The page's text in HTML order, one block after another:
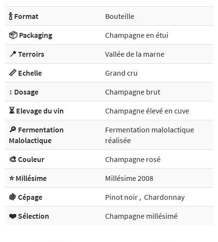
🍾 Format
Bouteille
📦 Packaging
Champagne en étui
📍 Terroirs
Vallée de la marne
📏 Echelle
Grand cru
↕️ Dosage
Champagne brut
⏳ Elevage du vin
Champagne élevé en cuve
🔎 Fermentation
Malolactique
Fermentation malolactique
réalisée
🎨 Couleur
Champagne rosé
⭐ Millésime
Millésime 2008
🍇 Cépage
Pinot noir , Chardonnay
❤️ Sélection
Champagne millésimé